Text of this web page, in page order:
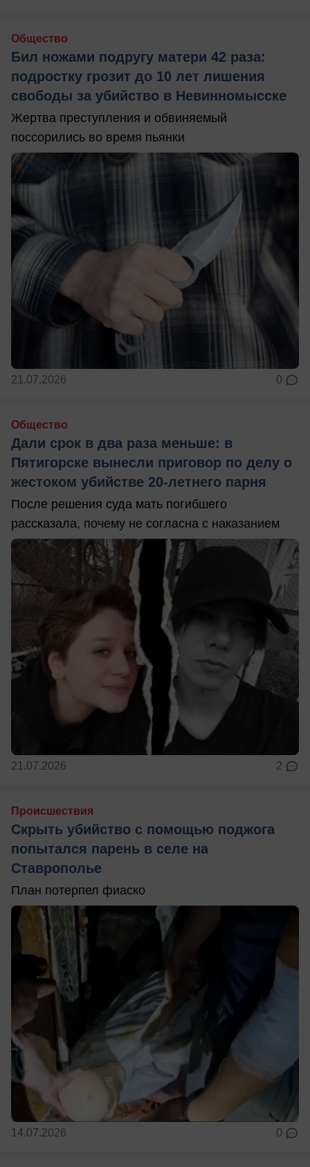
Общество
Бил ножами подругу матери 42 раза:
подростку грозит до 10 лет лишения
свободы за убийство в Невинномысске
Жертва преступления и обвиняемый
поссорились во время пьянки
21.07.2026 0
Общество
Дали срок в два раза меньше: в
Пятигорске вынесли приговор по делу о
жестоком убийстве 20-летнего парня
После решения суда мать погибшего
рассказала, почему не согласна с наказанием
21.07.2026 2
Происшествия
Скрыть убийство с помощью поджога
попытался парень в селе на
Ставрополье
План потерпел фиаско
14.07.2026 0